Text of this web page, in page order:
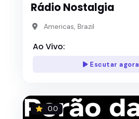
Rádio Nostalgia
Americas, Brazil
Ao Vivo:
Escutar agora
0.0